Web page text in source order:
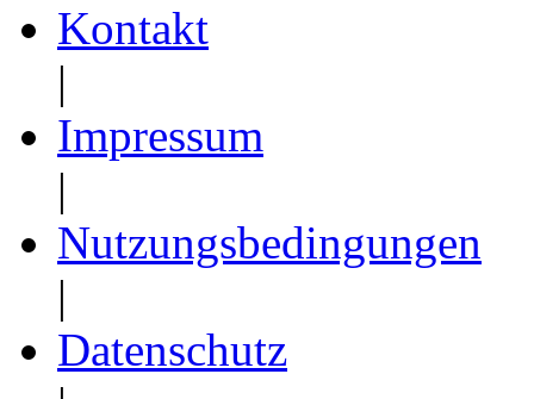
Kontakt
|
Impressum
|
Nutzungsbedingungen
|
Datenschutz